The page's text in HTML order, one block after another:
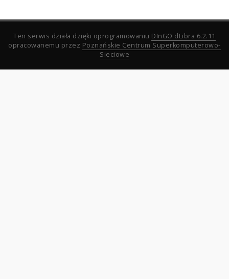
Ten serwis działa dzięki oprogramowaniu DInGO dLibra 6.2.11
opracowanemu przez Poznańskie Centrum Superkomputerowo-
Sieciowe